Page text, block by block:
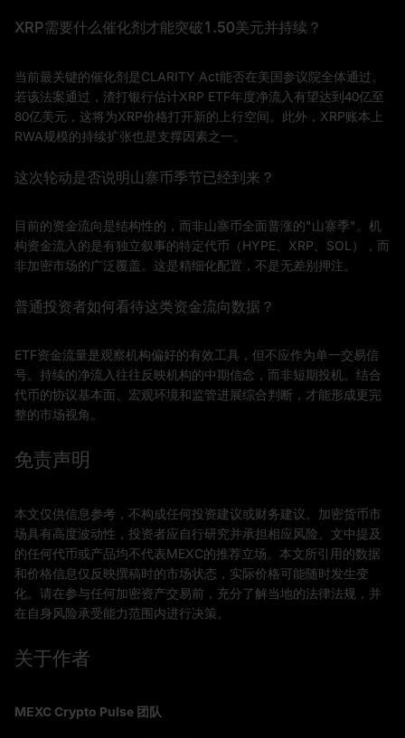
XRP需要什么催化剂才能突破1.50美元并持续？
当前最关键的催化剂是CLARITY Act能否在美国参议院全体通过。
若该法案通过，渣打银行估计XRP ETF年度净流入有望达到40亿至
80亿美元，这将为XRP价格打开新的上行空间。此外，XRP账本上
RWA规模的持续扩张也是支撑因素之一。
这次轮动是否说明山寨币季节已经到来？
目前的资金流向是结构性的，而非山寨币全面普涨的"山寨季"。机
构资金流入的是有独立叙事的特定代币（HYPE、XRP、SOL），而
非加密市场的广泛覆盖。这是精细化配置，不是无差别押注。
普通投资者如何看待这类资金流向数据？
ETF资金流量是观察机构偏好的有效工具，但不应作为单一交易信
号。持续的净流入往往反映机构的中期信念，而非短期投机。结合
代币的协议基本面、宏观环境和监管进展综合判断，才能形成更完
整的市场视角。
免责声明
本文仅供信息参考，不构成任何投资建议或财务建议。加密货币市
场具有高度波动性，投资者应自行研究并承担相应风险。文中提及
的任何代币或产品均不代表MEXC的推荐立场。本文所引用的数据
和价格信息仅反映撰稿时的市场状态，实际价格可能随时发生变
化。请在参与任何加密资产交易前，充分了解当地的法律法规，并
在自身风险承受能力范围内进行决策。
关于作者
MEXC Crypto Pulse 团队